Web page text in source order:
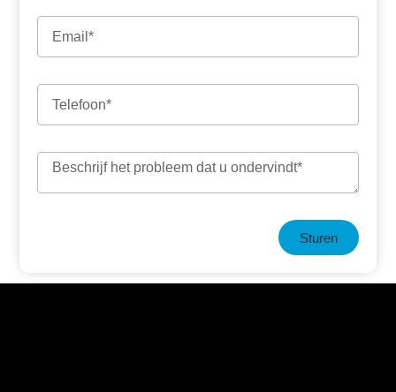
Sturen